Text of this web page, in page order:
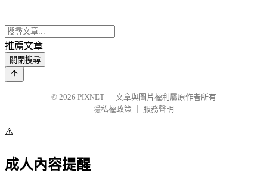
推薦文章
關閉搜尋
© 2026 PIXNET
文章與圖片權利屬原作者所有
隱私權政策
服務聲明
⚠️
成人內容提醒